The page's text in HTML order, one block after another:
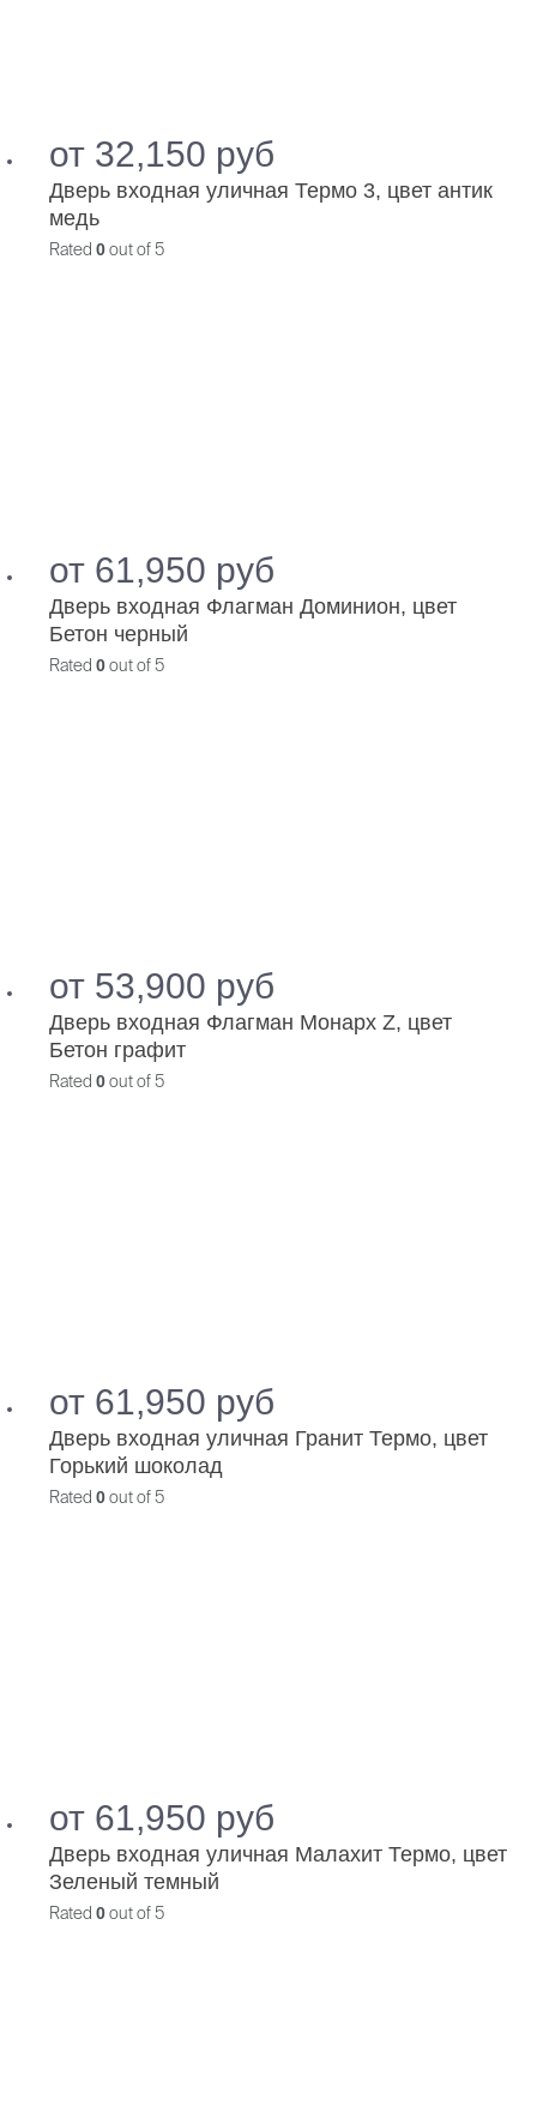
от 32,150 руб
Дверь входная уличная Термо 3, цвет антик
медь
Rated 0out of 5
от 61,950 руб
Дверь входная Флагман Доминион, цвет
Бетон черный
Rated 0out of 5
от 53,900 руб
Дверь входная Флагман Монарх Z, цвет
Бетон графит
Rated 0out of 5
от 61,950 руб
Дверь входная уличная Гранит Термо, цвет
Горький шоколад
Rated 0out of 5
от 61,950 руб
Дверь входная уличная Малахит Термо, цвет
Зеленый темный
Rated 0out of 5